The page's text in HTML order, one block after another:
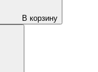
В корзину